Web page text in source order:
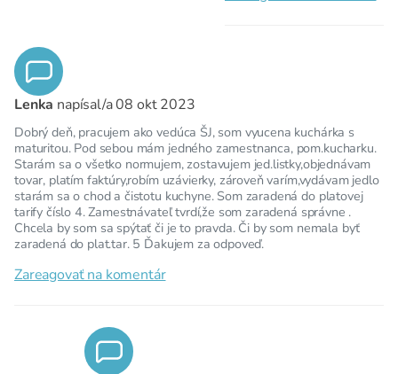
Lenka napísal/a08 okt 2023
Dobrý deň, pracujem ako vedúca ŠJ, som vyucena kuchárka s
maturitou. Pod sebou mám jedného zamestnanca, pom.kucharku.
Starám sa o všetko normujem, zostavujem jed.listky,objednávam
tovar, platím faktúry,robím uzávierky, zároveň varím,vydávam jedlo
starám sa o chod a čistotu kuchyne. Som zaradená do platovej
tarify číslo 4. Zamestnávateľ tvrdí,že som zaradená správne .
Chcela by som sa spýtať či je to pravda. Či by som nemala byť
zaradená do plat.tar. 5 Ďakujem za odpoveď.
Zareagovať na komentár